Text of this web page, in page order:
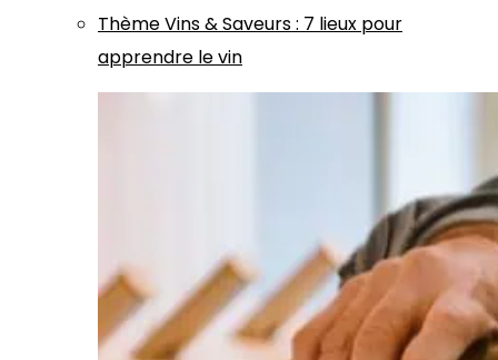
ThèmeVins & Saveurs: 7 lieux pour
apprendre le vin